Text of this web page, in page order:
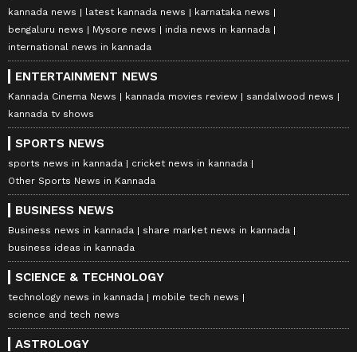
kannada news latest kannada news
karnataka news
bengaluru news
Mysore news
india news in kannada
international news in kannada
ENTERTAINMENT NEWS
Kannada Cinema News kannada movies review
sandalwood news
kannada tv shows
SPORTS NEWS
sports news in kannada
cricket news in kannada
Other Sports News in Kannada
BUSINESS NEWS
Business news in kannada
share market news in kannada
business ideas in kannada
SCIENCE & TECHNOLOGY
technology news in kannada
mobile tech news
science and tech news
ASTROLOGY